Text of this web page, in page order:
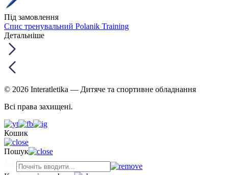
Під замовлення
Спис тренувальний Polanik Training
Детальніше
© 2026 Interatletika — Дитяче та спортивне обладнання
Всі права захищені.
Кошик
Пошук